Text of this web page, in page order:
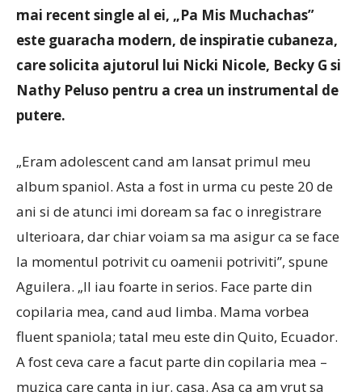
mai recent single al ei, „Pa Mis Muchachas”
este guaracha modern, de inspiratie cubaneza,
care solicita ajutorul lui Nicki Nicole, Becky G si
Nathy Peluso pentru a crea un instrumental de
putere.
„Eram adolescent cand am lansat primul meu
album spaniol. Asta a fost in urma cu peste 20 de
ani si de atunci imi doream sa fac o inregistrare
ulterioara, dar chiar voiam sa ma asigur ca se face
la momentul potrivit cu oamenii potriviti”, spune
Aguilera. „Il iau foarte in serios. Face parte din
copilaria mea, cand aud limba. Mama vorbea
fluent spaniola; tatal meu este din Quito, Ecuador.
A fost ceva care a facut parte din copilaria mea –
muzica care canta in jur. casa. Asa ca am vrut sa